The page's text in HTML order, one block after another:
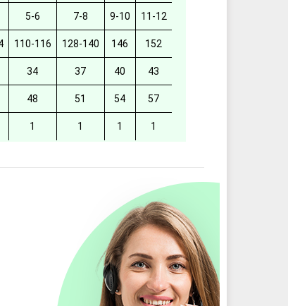
5-6 7-8 9-10 11-12
110-116 128-140 146 152
34 37 40 43
48 51 54 57
1 1 1 1